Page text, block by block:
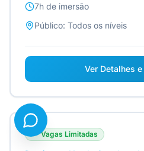
7h de imersão
Público: Todos os níveis
Ver Detalhes
Vagas Limitadas